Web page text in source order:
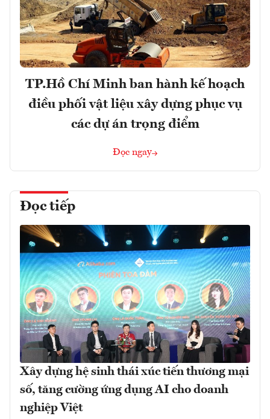
TP.Hồ Chí Minh ban hành kế hoạch
điều phối vật liệu xây dựng phục vụ
các dự án trọng điểm
Đọc ngay
Đọc tiếp
Xây dựng hệ sinh thái xúc tiến thương mại
số, tăng cường ứng dụng AI cho doanh
nghiệp Việt